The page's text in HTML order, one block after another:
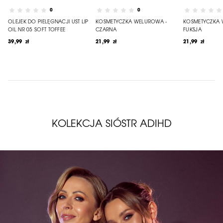
0
OLEJEK DO PIELĘGNACJI UST LIP
OIL NR 05 SOFT TOFFEE
39,99 zł
0
KOSMETYCZKA WELUROWA -
CZARNA
21,99 zł
KOSMETYCZKA
FUKSJA
21,99 zł
KOLEKCJA SIÓSTR ADIHD